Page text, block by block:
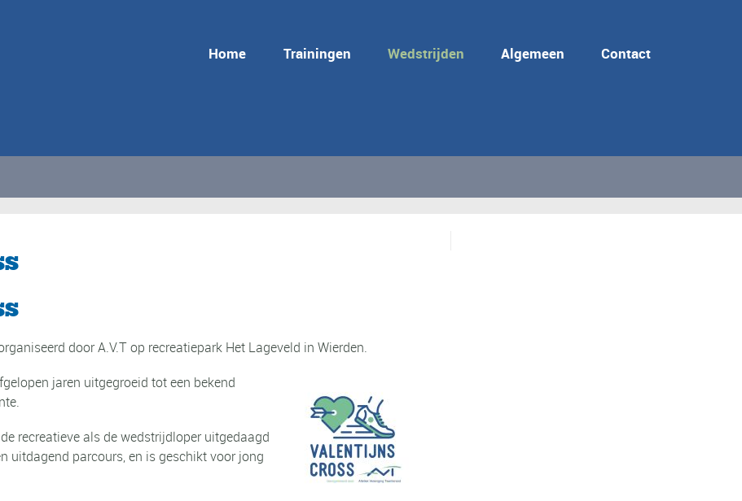
Home Trainingen Wedstrijden Algemeen Contact
door A.V.T op recreatiepark Het Lageveld in Wierden.
jaren uitgegroeid tot een bekend
recreatieve als de wedstrijdloper uitgedaagd
uitdagend parcours, en is geschikt voor jong